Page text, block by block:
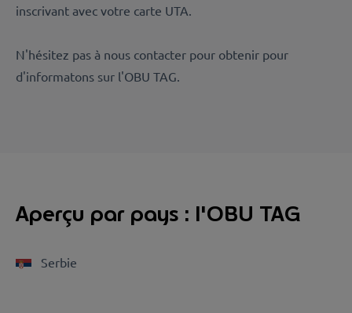
inscrivant avec votre carte UTA.
N'hésitez pas à nous contacter pour obtenir pour
d'informatons sur l'OBU TAG.
Aperçu par pays : l'OBU TAG
Serbie